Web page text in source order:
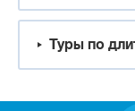
Туры по